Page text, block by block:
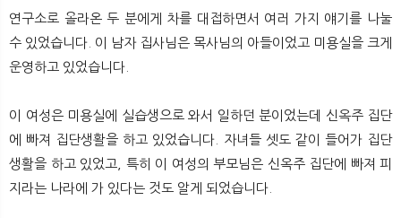
연구소로 올라온 두 분에게 차를 대접하면서 여러 가지 얘기를 나눌
수 있었습니다. 이 남자 집사님은 목사님의 아들이었고 미용실을 크게
운영하고 있었습니다.
이 여성은 미용실에 실습생으로 와서 일하던 분이었는데 신옥주 집단
에 빠져 집단생활을 하고 있었습니다. 자녀들 셋도 같이 들어가 집단
생활을 하고 있었고, 특히 이 여성의 부모님은 신옥주 집단에 빠져 피
지라는 나라에 가 있다는 것도 알게 되었습니다.